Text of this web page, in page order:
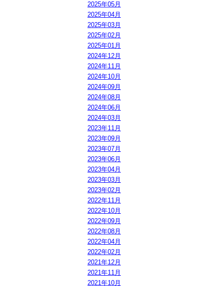
2025年05月
2025年04月
2025年03月
2025年02月
2025年01月
2024年12月
2024年11月
2024年10月
2024年09月
2024年08月
2024年06月
2024年03月
2023年11月
2023年09月
2023年07月
2023年06月
2023年04月
2023年03月
2023年02月
2022年11月
2022年10月
2022年09月
2022年08月
2022年04月
2022年02月
2021年12月
2021年11月
2021年10月